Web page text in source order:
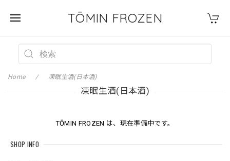
TŌMIN FROZEN
SHOP INFO
Home 凍眠生酒(日本酒)
凍眠生酒(日本酒)
TŌMIN FROZEN は、現在準備中です。